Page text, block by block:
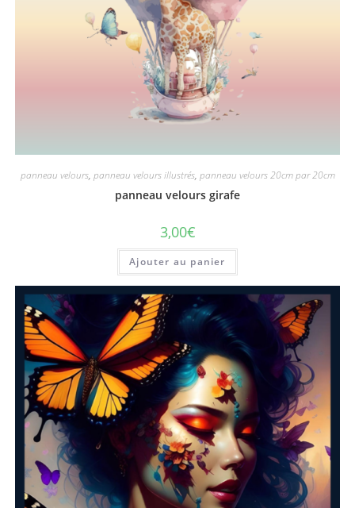
panneau velours, panneau velours illustrés, panneau velours 20cm par 20cm
panneau velours girafe
3,00€
Ajouter au panier